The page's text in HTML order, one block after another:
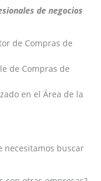
de negocios
de Compras de
de Compras de
en el Área de la
necesitamos buscar